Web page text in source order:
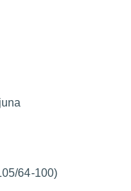
64-100)